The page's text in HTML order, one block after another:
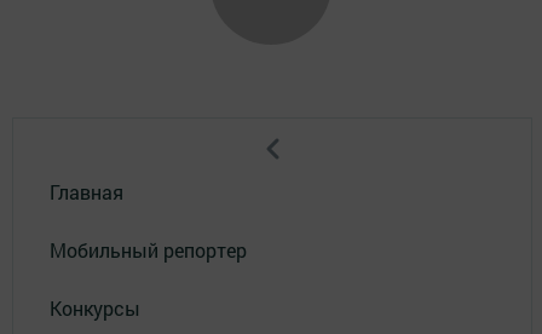
Главная
Мобильный репортер
Конкурсы